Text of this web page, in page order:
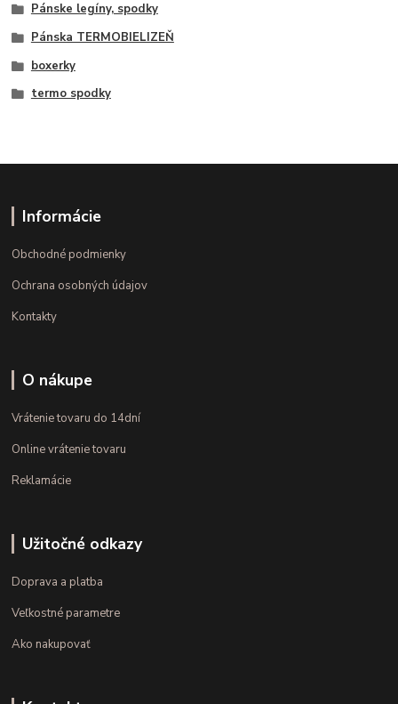
Pánske legíny, spodky
Pánska TERMOBIELIZEŇ
boxerky
termo spodky
Informácie
Obchodné podmienky
Ochrana osobných údajov
Kontakty
O nákupe
Vrátenie tovaru do 14dní
Online vrátenie tovaru
Reklamácie
Užitočné odkazy
Doprava a platba
Veľkostné parametre
Ako nakupovať